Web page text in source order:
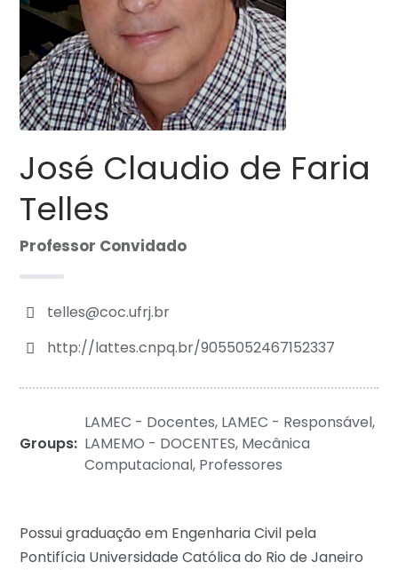
José Claudio de Faria
Telles
Professor Convidado
telles@coc.ufrj.br
http://lattes.cnpq.br/9055052467152337
Groups:
LAMEC - Docentes, LAMEC - Responsável,
LAMEMO - DOCENTES, Mecânica
Computacional, Professores
Possui graduação em Engenharia Civil pela
Pontifícia Universidade Católica do Rio de Janeiro